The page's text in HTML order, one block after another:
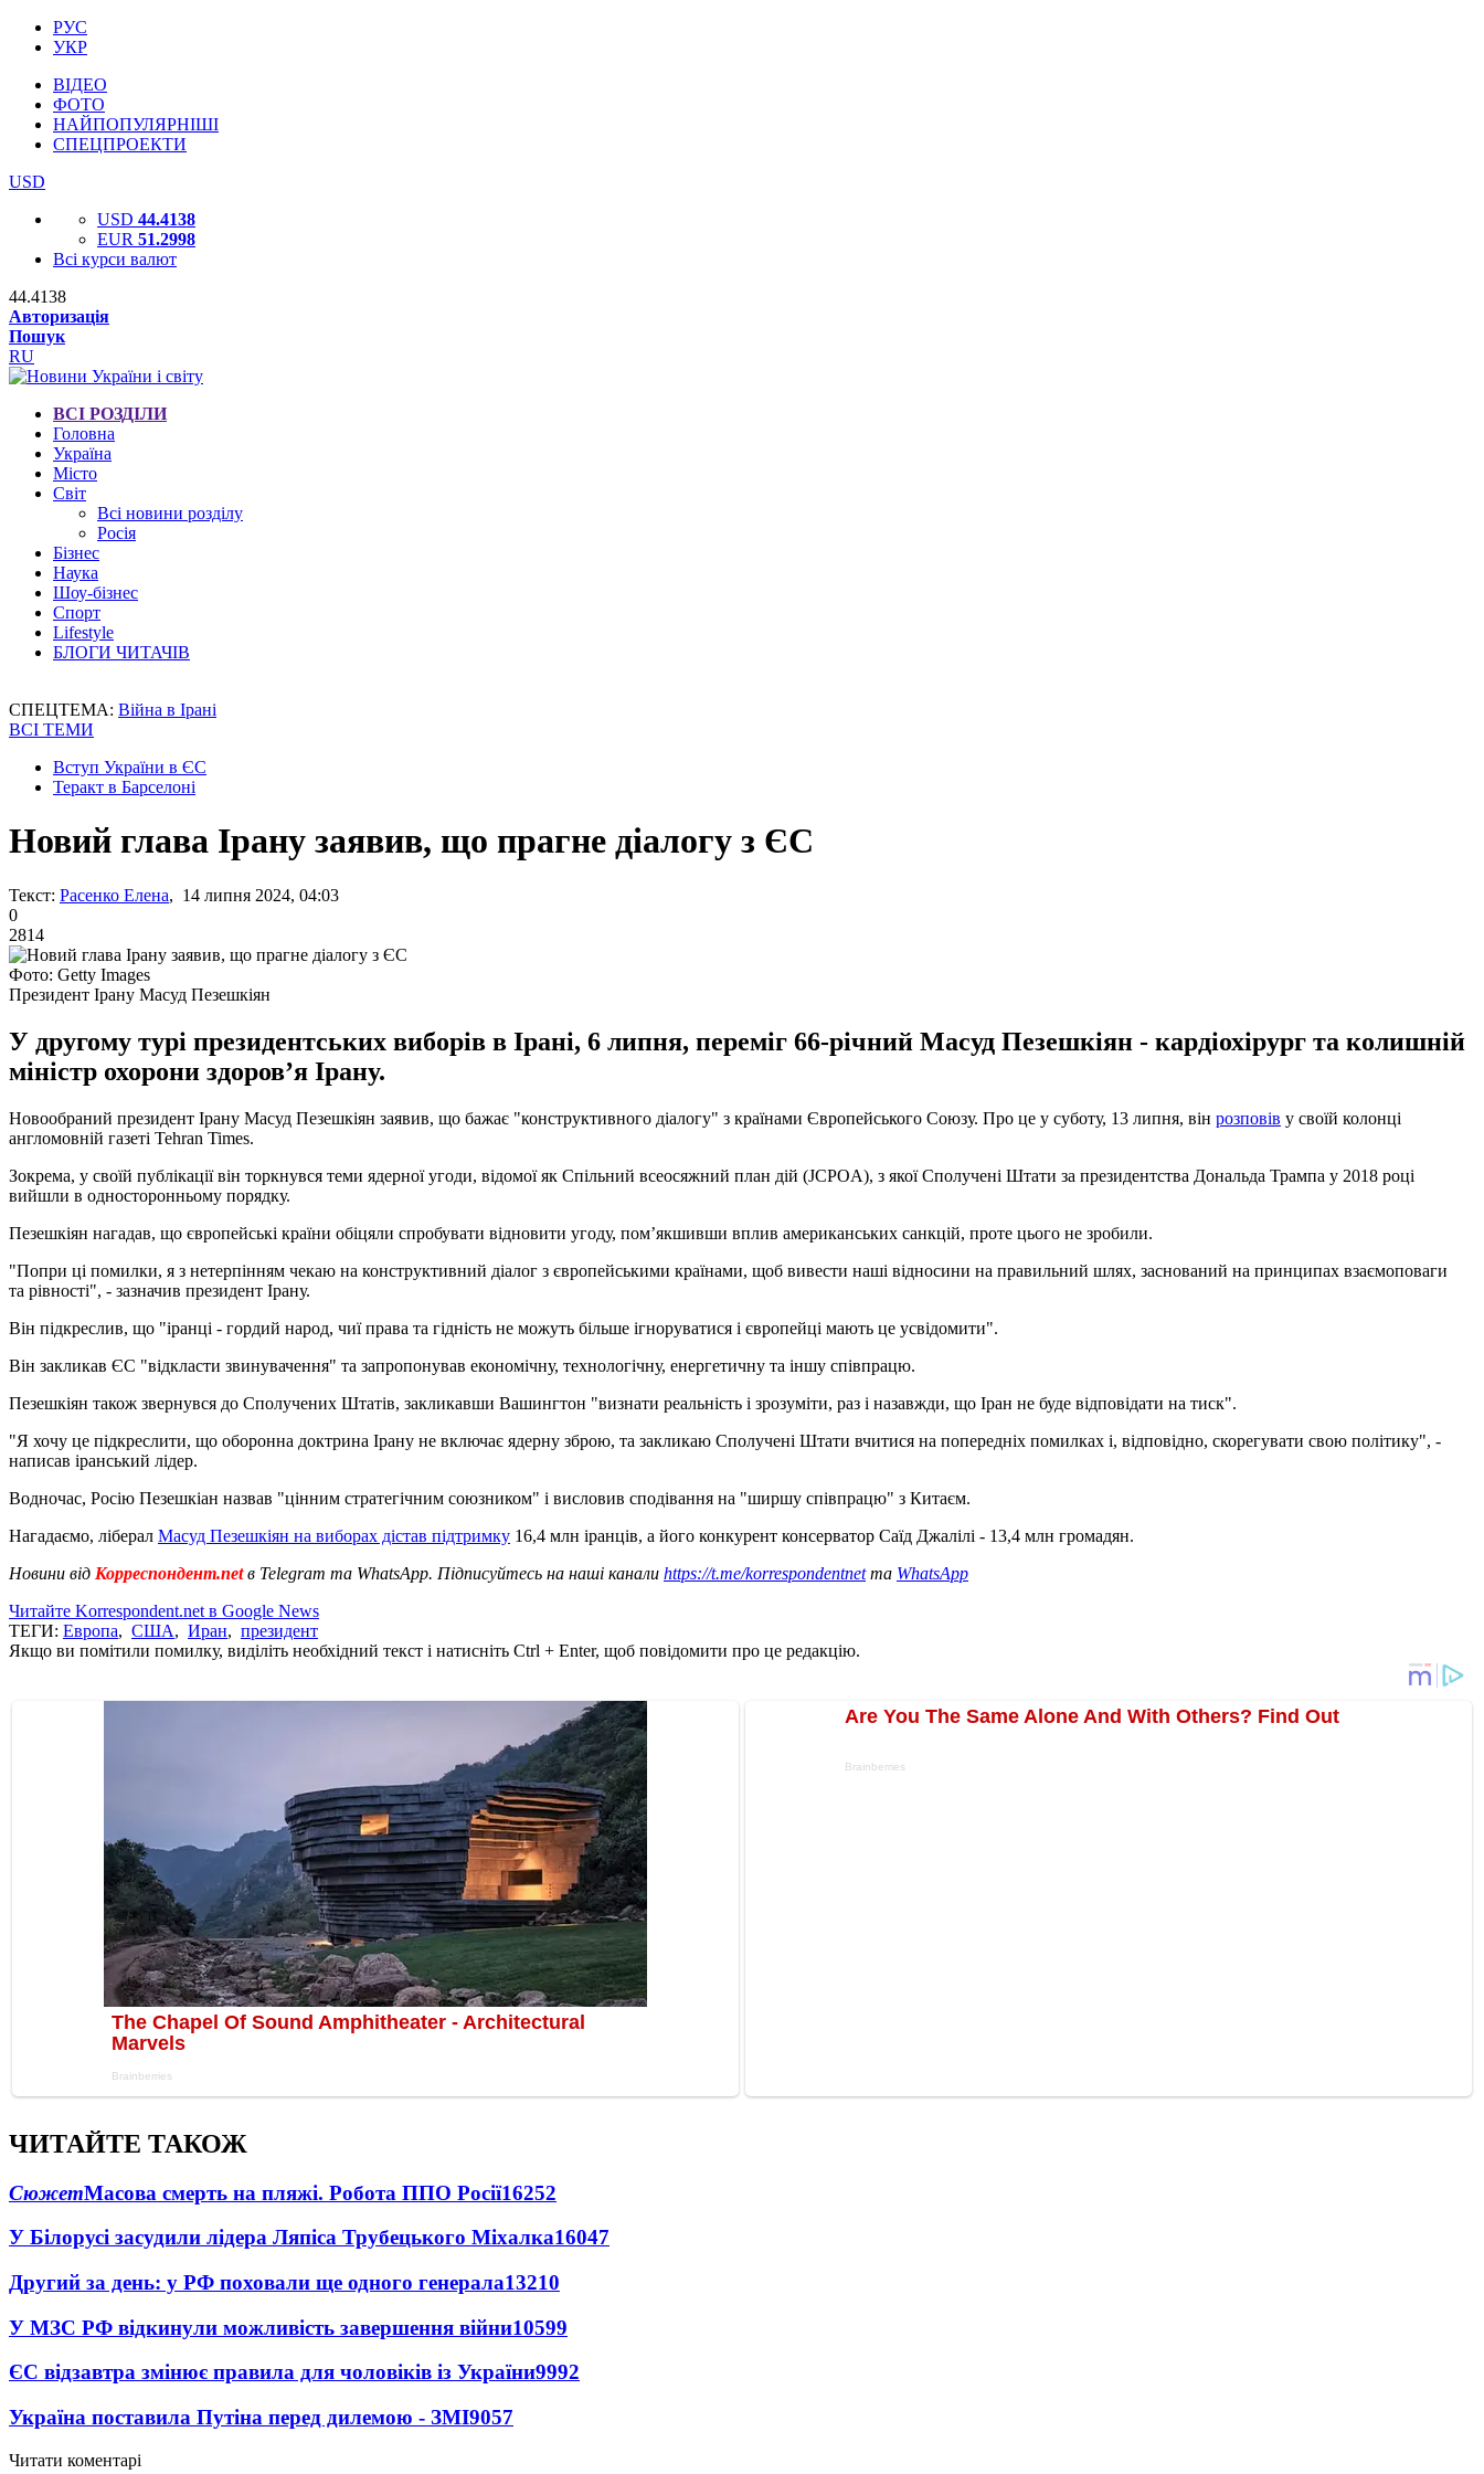
РУС
УКР
ВІДЕО
ФОТО
НАЙПОПУЛЯРНІШІ
СПЕЦПРОЕКТИ
USD
USD 44.4138
EUR 51.2998
Всі курси валют
44.4138
Авторизація
Пошук
RU
ВСІ РОЗДІЛИ
Головна
Україна
Місто
Світ
Всі новини розділу
Росія
Бізнес
Наука
Шоу-бізнес
Спорт
Lifestyle
БЛОГИ ЧИТАЧІВ
СПЕЦТЕМА: Війна в Ірані
ВСІ ТЕМИ
Вступ України в ЄС
Теракт в Барселоні
Новий глава Ірану заявив, що прагне діалогу з ЄС
Текст: Расенко Елена, 14 липня 2024, 04:03
0
2814
Фото: Getty Images
Президент Ірану Масуд Пезешкіян
У другому турі президентських виборів в Ірані, 6 липня, переміг 66-річний Масуд Пезешкіян - кардіохірург та колишній
міністр охорони здоров’я Ірану.
Новообраний президент Ірану Масуд Пезешкіян заявив, що бажає "конструктивного діалогу" з країнами Європейського Союзу. Про це у суботу, 13 липня, він розповів у своїй колонці
англомовній газеті Tehran Times.
Зокрема, у своїй публікації він торкнувся теми ядерної угоди, відомої як Спільний всеосяжний план дій (JCPOA), з якої Сполучені Штати за президентства Дональда Трампа у 2018 році
вийшли в односторонньому порядку.
Пезешкіян нагадав, що європейські країни обіцяли спробувати відновити угоду, пом’якшивши вплив американських санкцій, проте цього не зробили.
"Попри ці помилки, я з нетерпінням чекаю на конструктивний діалог з європейськими країнами, щоб вивести наші відносини на правильний шлях, заснований на принципах взаємоповаги
та рівності", - зазначив президент Ірану.
Він підкреслив, що "іранці - гордий народ, чиї права та гідність не можуть більше ігноруватися і європейці мають це усвідомити".
Він закликав ЄС "відкласти звинувачення" та запропонував економічну, технологічну, енергетичну та іншу співпрацю.
Пезешкіян також звернувся до Сполучених Штатів, закликавши Вашингтон "визнати реальність і зрозуміти, раз і назавжди, що Іран не буде відповідати на тиск".
"Я хочу це підкреслити, що оборонна доктрина Ірану не включає ядерну зброю, та закликаю Сполучені Штати вчитися на попередніх помилках і, відповідно, скорегувати свою політику", -
написав іранський лідер.
Водночас, Росію Пезешкіан назвав "цінним стратегічним союзником" і висловив сподівання на "ширшу співпрацю" з Китаєм.
Нагадаємо, ліберал Масуд Пезешкіян на виборах дістав підтримку 16,4 млн іранців, а його конкурент консерватор Саїд Джалілі - 13,4 млн громадян.
Новини від Корреспондент.netв Telegram та WhatsApp. Підписуйтесь на наші канали https://t.me/korrespondentnetта WhatsApp
Читайте Korrespondent.net в Google News
ТЕГИ: Европа, США, Иран, президент
Якщо ви помітили помилку, виділіть необхідний текст і натисніть Ctrl + Enter, щоб повідомити про це редакцію.
ЧИТАЙТЕ ТАКОЖ
СюжетМасова смерть на пляжі. Робота ППО Росії16252
У Білорусі засудили лідера Ляпіса Трубецького Міхалка16047
Другий за день: у РФ поховали ще одного генерала13210
У МЗС РФ відкинули можливість завершення війни10599
ЄС відзавтра змінює правила для чоловіків із України9992
Україна поставила Путіна перед дилемою - ЗМІ9057
Читати коментарі